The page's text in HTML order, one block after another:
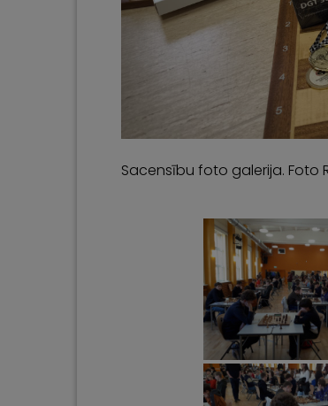
Sacensību foto galerija. Foto